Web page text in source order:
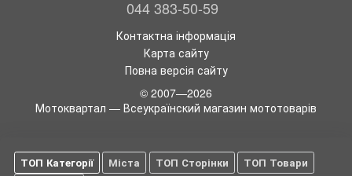
044 383-50-59
Контактна інформація
Карта сайту
Повна версія сайту
© 2007—2026
Мотоквартал — Всеукраїнский магазин мототоварів
ТОП Категорії Міста ТОП Сторінки
ТОП Товари